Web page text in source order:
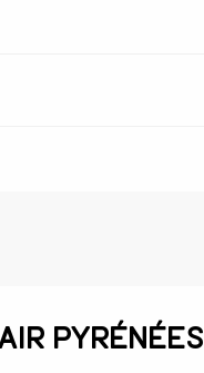
Pyrénées